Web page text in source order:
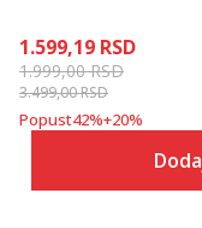
1.599,19 RSD
1.999,00RSD
3.499,00RSD
Popust42%+20%